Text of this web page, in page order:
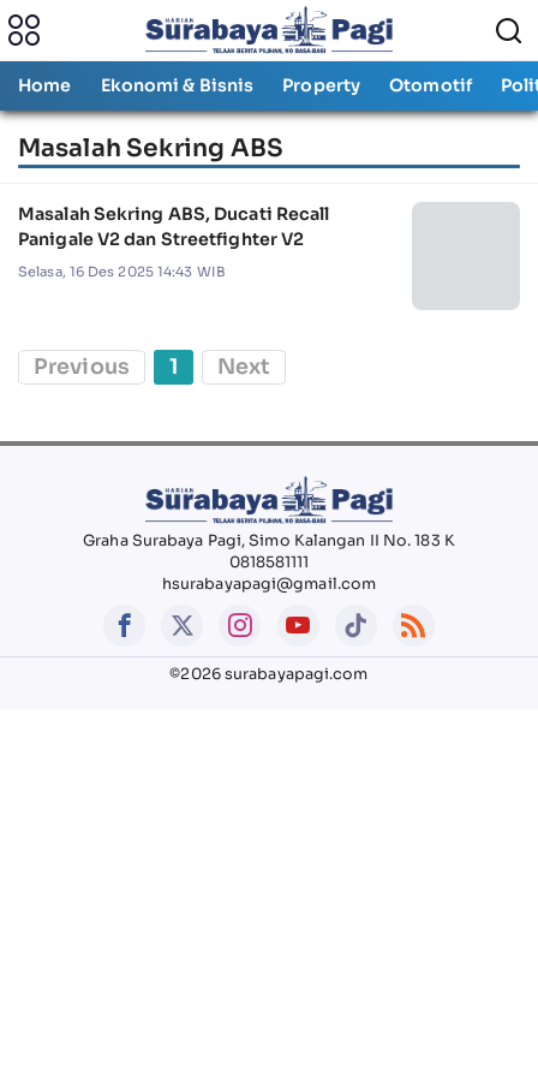
Home Ekonomi & Bisnis Property Otomotif
Masalah Sekring ABS
Masalah Sekring ABS, Ducati Recall
Panigale V2 dan Streetfighter V2
Selasa, 16 Des 2025 14:43 WIB
Previous 1 Next
Graha Surabaya Pagi, Simo Kalangan II No. 183 K
0818581111
hsurabayapagi@gmail.com
©2026 surabayapagi.com